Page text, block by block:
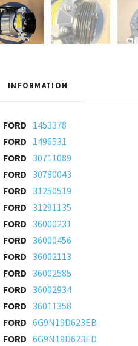
INFORMATION
FORD 1453378
FORD 1496531
FORD 30711089
FORD 30780043
FORD 31250519
FORD 31291135
FORD 36000231
FORD 36000456
FORD 36002113
FORD 36002585
FORD 36002934
FORD 36011358
FORD 6G9N19D623EB
FORD 6G9N19D623ED